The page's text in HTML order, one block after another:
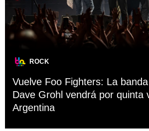
ROCK
Vuelve Foo Fighters: La
Dave Grohl vendrá por quinta
Argentina